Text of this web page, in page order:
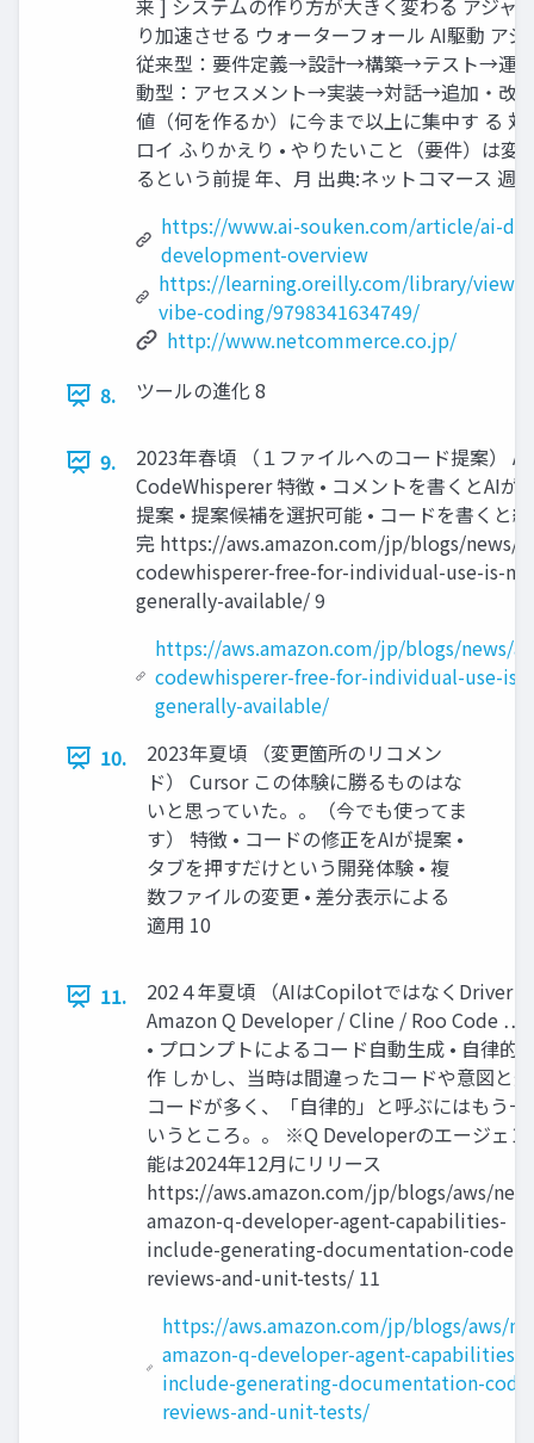
来 ] システムの作り方が大きく変わる アジャ
り加速させる ウォーターフォール AI駆動 アジ
従来型：要件定義→設計→構築→テスト→運用
動型：アセスメント→実装→対話→追加・改
値（何を作るか）に今まで以上に集中す る 対
ロイ ふりかえり • やりたいこと（要件）は変
るという前提 年、月 出典:ネットコマース 週
https://www.ai-souken.com/article/ai-
development-overview
https://learning.oreilly.com/library/view/
vibe-coding/9798341634749/
http://www.netcommerce.co.jp/
8.
ツールの進化 8
9.
2023年春頃 （１ファイルへのコード提案）
CodeWhisperer 特徴 • コメントを書くとAIが
提案 • 提案候補を選択可能 • コードを書くと
完 https://aws.amazon.com/jp/blogs/news/
codewhisperer-free-for-individual-use-is-
generally-available/ 9
https://aws.amazon.com/jp/blogs/news/
codewhisperer-free-for-individual-use-is-
generally-available/
10.
2023年夏頃 （変更箇所のリコメン
ド） Cursor この体験に勝るものはな
いと思っていた。。（今でも使ってま
す） 特徴 • コードの修正をAIが提案 •
タブを押すだけという開発体験 • 複
数ファイルの変更 • 差分表示による
適用 10
11.
202４年夏頃 （AIはCopilotではなくDriver
Amazon Q Developer / Cline / Roo Code …
• プロンプトによるコード自動生成 • 自律的
作 しかし、当時は間違ったコードや意図と
コードが多く、「自律的」と呼ぶにはもう一
いうところ。。 ※Q Developerのエージェン
能は2024年12月にリリース
https://aws.amazon.com/jp/blogs/aws/
amazon-q-developer-agent-capabilities-
include-generating-documentation-code-
reviews-and-unit-tests/ 11
https://aws.amazon.com/jp/blogs/aws/
amazon-q-developer-agent-capabilities-
include-generating-documentation-
reviews-and-unit-tests/